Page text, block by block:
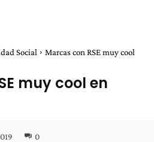
Social
Marcas con RSE muy cool
muy cool en
0